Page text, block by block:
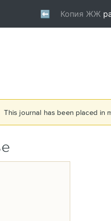
This journal has been placed in